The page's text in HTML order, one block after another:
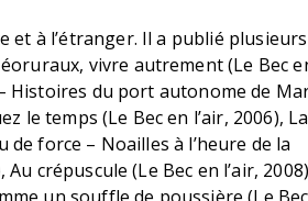
et à l’étranger. Il a publié
vivre autrement (Le Bec
Histoires du port autonome de
le temps (Le Bec en l’air, 2006),
de force – Noailles à l’heure de la
crépuscule (Le Bec en l’air,